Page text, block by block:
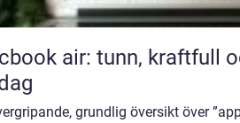
air: tunn, kraftfull
grundlig översikt över